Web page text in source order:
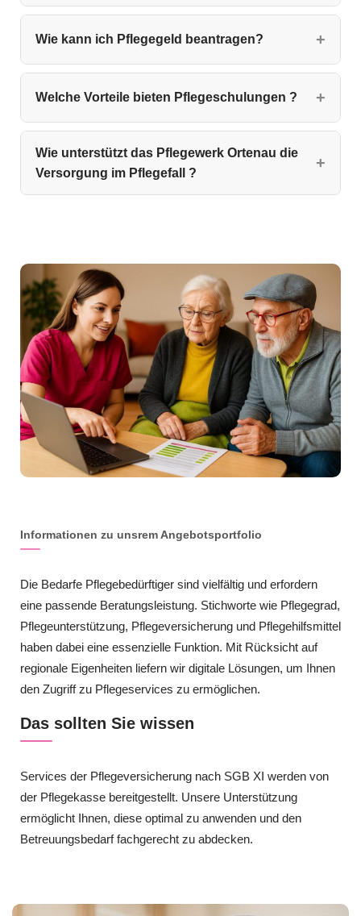
Wie kann ich Pflegegeld beantragen?
Welche Vorteile bieten Pflegeschulungen ?
Wie unterstützt das Pflegewerk Ortenau die
Versorgung im Pflegefall ?
Informationen zu unsrem Angebotsportfolio
Die Bedarfe Pflegebedürftiger sind vielfältig und erfordern
eine passende Beratungsleistung. Stichworte wie Pflegegrad,
Pflegeunterstützung, Pflegeversicherung und Pflegehilfsmittel
haben dabei eine essenzielle Funktion. Mit Rücksicht auf
regionale Eigenheiten liefern wir digitale Lösungen, um Ihnen
den Zugriff zu Pflegeservices zu ermöglichen.
Das sollten Sie wissen
Services der Pflegeversicherung nach SGB XI werden von
der Pflegekasse bereitgestellt. Unsere Unterstützung
ermöglicht Ihnen, diese optimal zu anwenden und den
Betreuungsbedarf fachgerecht zu abdecken.